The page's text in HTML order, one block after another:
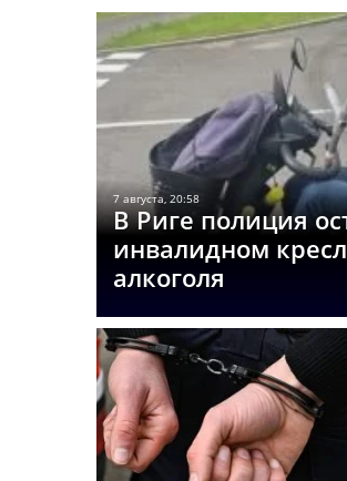
7 августа, 20:58
В Риге полиция
инвалидном
алкоголя